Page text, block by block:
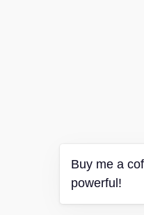
Buy me a
powerful!